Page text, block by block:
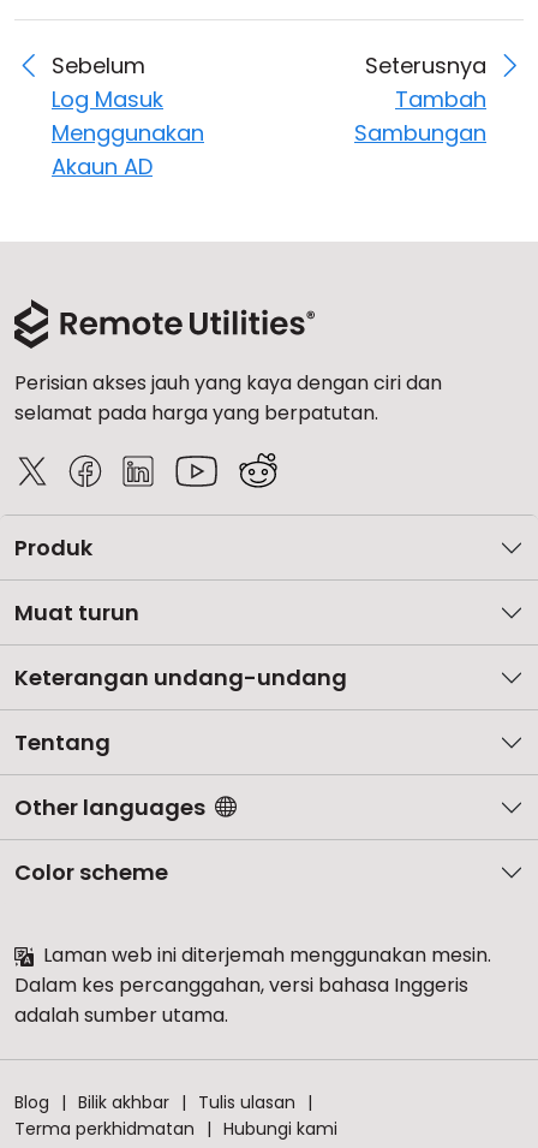
Sebelum
Log Masuk
Menggunakan
Akaun AD
Seterusnya
Tambah
Sambungan
Perisian akses jauh yang kaya dengan ciri dan
selamat pada harga yang berpatutan.
Produk
Muat turun
Keterangan undang-undang
Tentang
Other languages
Color scheme
Laman web ini diterjemah menggunakan mesin.
Dalam kes percanggahan, versi bahasa Inggeris
adalah sumber utama.
Blog Bilik akhbar
Tulis ulasan
Terma perkhidmatan
Hubungi kami